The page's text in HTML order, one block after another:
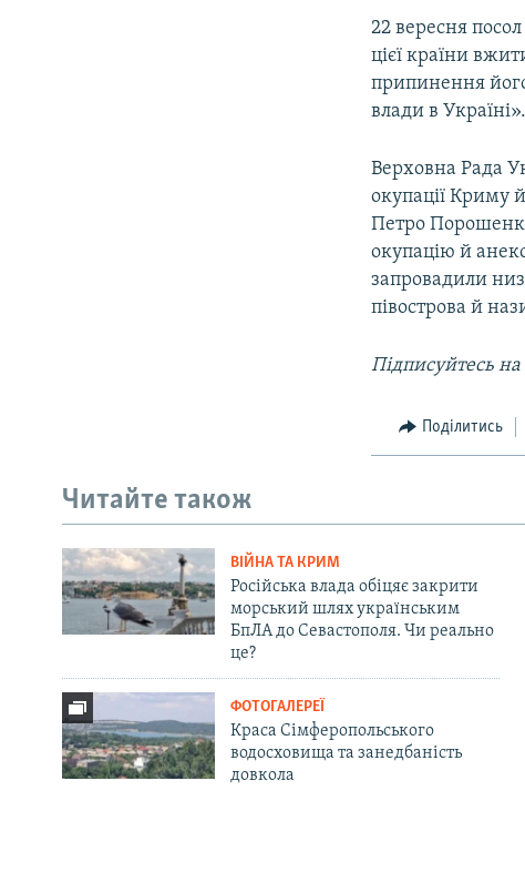
22 вересня
цієї країни
припинення
влади в Україні».
Верховна Рада
окупації Криму
Петро
окупацію й
запровадили
півострова й
Підписуйтесь
Поділитись
Читайте також
ВІЙНА ТА КРИМ
Російська влада обіцяє закрити
морський шлях українським
БпЛА до Севастополя. Чи реально
це?
ФОТОГАЛЕРЕЇ
Краса Сімферопольського
водосховища та занедбаність
довкола